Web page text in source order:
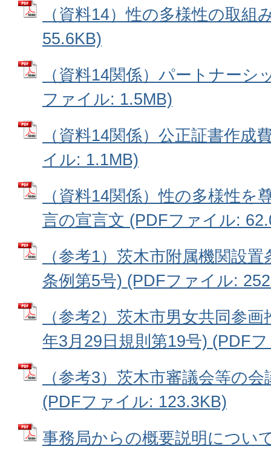
（資料14）性の多様性の取組
55.6KB)
（資料14関係）パートナー
ファイル: 1.5MB)
（資料14関係）公正証書作成
イル: 1.1MB)
（資料14関係）性の多様性を
言の宣言文 (PDFファイル:
（参考1）茨木市附属機関設
条例第5号) (PDFファイル:
（参考2）茨木市男女共同参
年3月29日規則第19号) (PDF
（参考3）茨木市審議会等の
(PDFファイル: 123.3KB)
事務局からの概要説明につい